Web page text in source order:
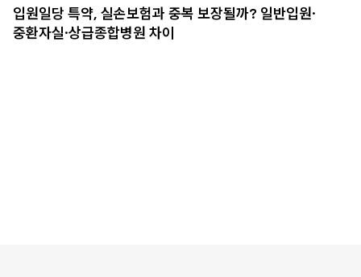
입원일당 특약, 실손보험과 중복 보장될까? 일반입원·
중환자실·상급종합병원 차이